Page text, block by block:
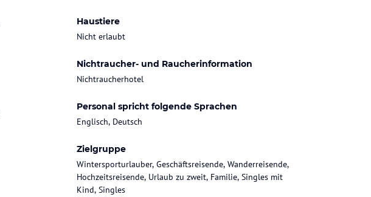
Haustiere
Nicht erlaubt
Nichtraucher- und Raucherinformation
Nichtraucherhotel
Personal spricht folgende Sprachen
Englisch, Deutsch
Zielgruppe
Wintersporturlauber, Geschäftsreisende, Wanderreisende,
Hochzeitsreisende, Urlaub zu zweit, Familie, Singles mit
Kind, Singles